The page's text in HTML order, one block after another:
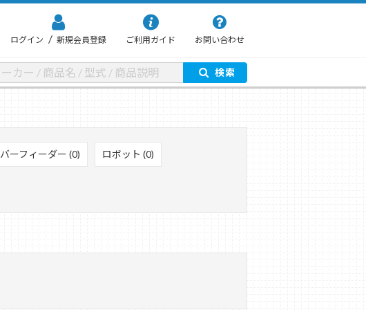
ログイン / 新規会員登録 ご利用ガイド お問い合わせ
検索
バーフィーダー (0) ロボット (0)